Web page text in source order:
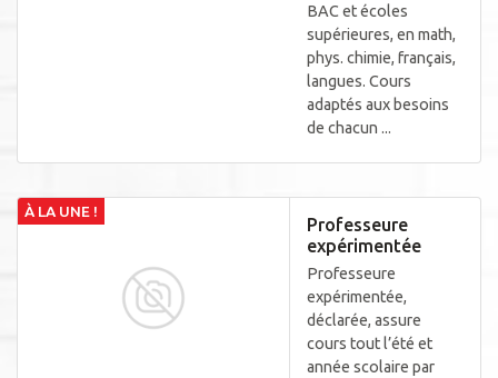
BAC et écoles
supérieures, en math,
phys. chimie, français,
langues. Cours
adaptés aux besoins
de chacun ...
Professeure
expérimentée
Professeure
expérimentée,
déclarée, assure
cours tout l’été et
année scolaire par